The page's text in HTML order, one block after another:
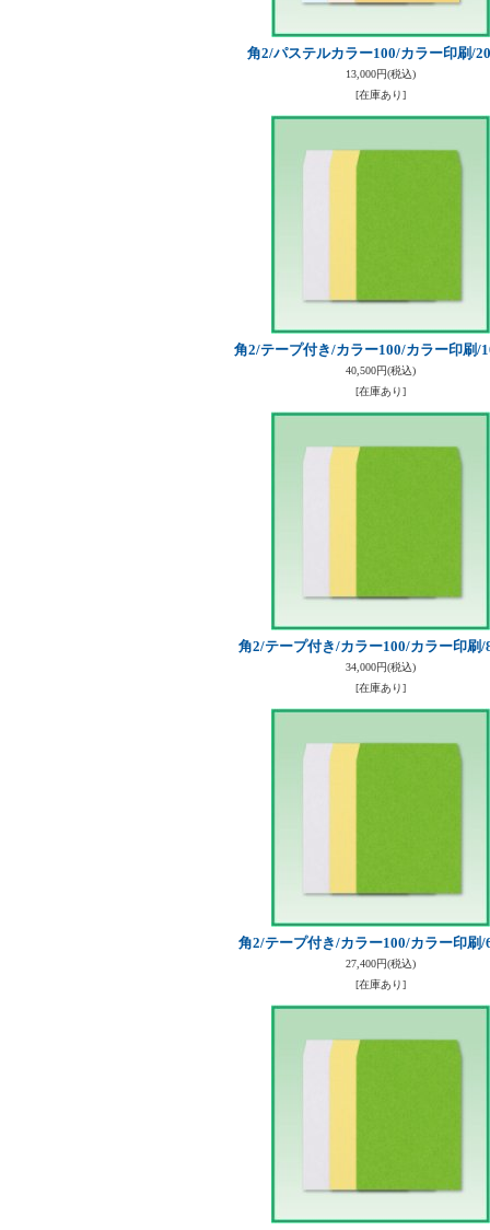
角2/パステルカラー100/カラー印刷/
13,000円(税込)
[在庫あり]
角2/テープ付き/カラー100/カラー印刷/
40,500円(税込)
[在庫あり]
角2/テープ付き/カラー100/カラー印刷/
34,000円(税込)
[在庫あり]
角2/テープ付き/カラー100/カラー印刷/
27,400円(税込)
[在庫あり]